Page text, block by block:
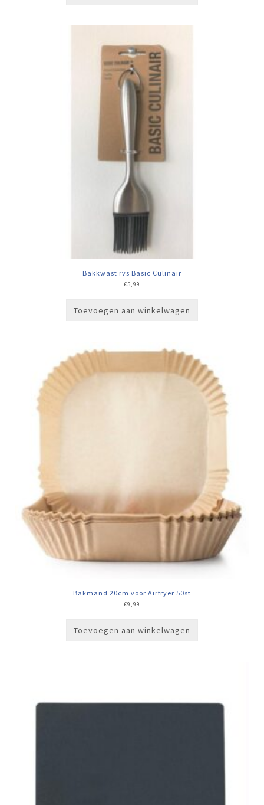
Bakkwast rvs Basic Culinair
€5,99
Toevoegen aan winkelwagen
Bakmand 20cm voor Airfryer 50st
€9,99
Toevoegen aan winkelwagen